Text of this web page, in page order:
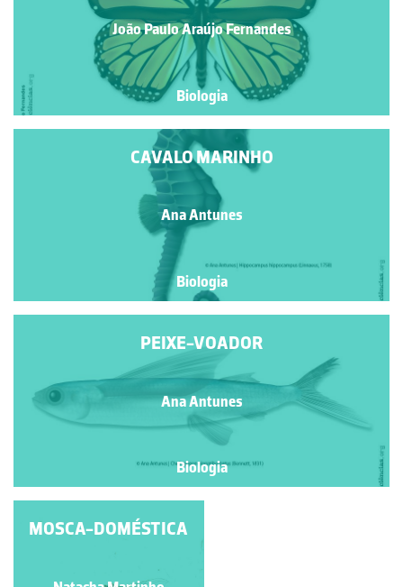
João Paulo Araújo Fernandes
Biologia
CAVALO MARINHO
Ana Antunes
Biologia
PEIXE-VOADOR
Ana Antunes
Biologia
ESCARAVELHO-
MOSCA-DOMÉSTICA